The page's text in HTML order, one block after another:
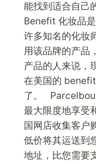
能找到适合自己
Benefit 化妆品
许多知名的化妆
用该品牌的产品
产品的人来说，
在美国的
了。
最大限度地享受
国网店收集客户
低价将其运送到
地址，比您需要